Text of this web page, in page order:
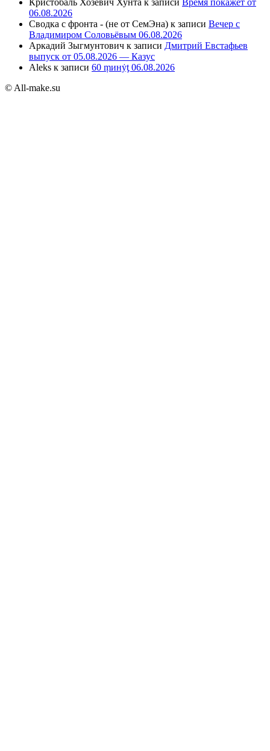
06.08.2026
Сводка с фронта - (не от СемЭна) к записи Вечер с
Владимиром Соловьёвым 06.08.2026
Аркадий Зыгмунтович к записи Дмитрий Евстафьев
выпуск от 05.08.2026 — Казус
Aleks к записи 60 ṃинẏƫ 06.08.2026
© All-make.su